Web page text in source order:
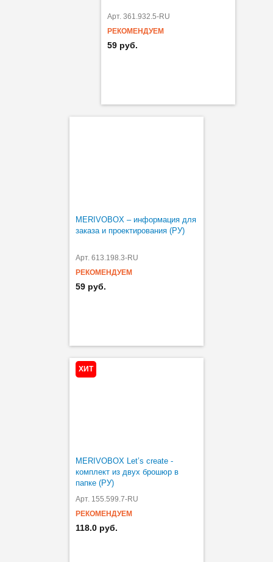
Арт. 361.932.5-RU
РЕКОМЕНДУЕМ
59 руб.
MERIVOBOX – информация для
заказа и проектирования (РУ)
Арт. 613.198.3-RU
РЕКОМЕНДУЕМ
59 руб.
ХИТ
MERIVOBOX Let’s create -
комплект из двух брошюр в
папке (РУ)
Арт. 155.599.7-RU
РЕКОМЕНДУЕМ
118.0 руб.